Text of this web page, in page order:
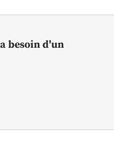
besoin d'un